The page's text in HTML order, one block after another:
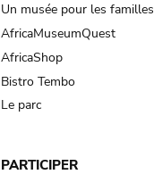
Un musée pour les familles
AfricaMuseumQuest
AfricaShop
Bistro Tembo
Le parc
PARTICIPER